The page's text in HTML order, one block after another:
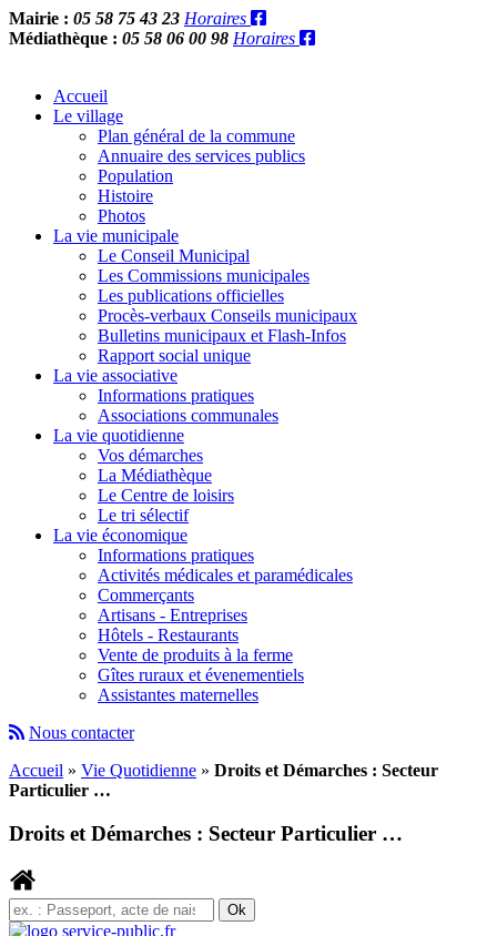
Mairie : 05 58 75 43 23 Horaires
Médiathèque : 05 58 06 00 98 Horaires
Accueil
Le village
Plan général de la commune
Annuaire des services publics
Population
Histoire
Photos
La vie municipale
Le Conseil Municipal
Les Commissions municipales
Les publications officielles
Procès-verbaux Conseils municipaux
Bulletins municipaux et Flash-Infos
Rapport social unique
La vie associative
Informations pratiques
Associations communales
La vie quotidienne
Vos démarches
La Médiathèque
Le Centre de loisirs
Le tri sélectif
La vie économique
Informations pratiques
Activités médicales et paramédicales
Commerçants
Artisans - Entreprises
Hôtels - Restaurants
Vente de produits à la ferme
Gîtes ruraux et évenementiels
Assistantes maternelles
Nous contacter
Accueil » Vie Quotidienne » Droits et Démarches : Secteur
Particulier …
Droits et Démarches : Secteur Particulier …